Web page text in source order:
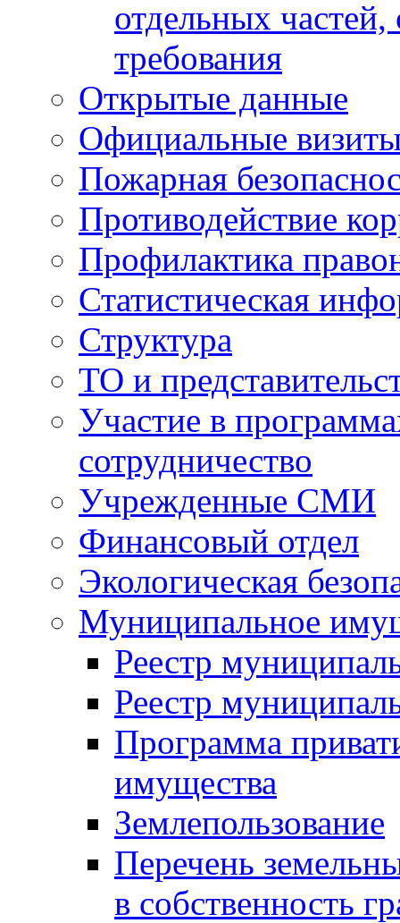
отдельных
требования
Открытые данные
Официальные
Пожарная
Противодействие
Профилактика
Статистическая
Структура
ТО и
Участие в
сотрудничество
Учрежденные СМИ
Финансовый отдел
Экологическая
Муниципальное
Реестр
Реестр
Программа
имущества
Землепользование
Перечень
в собственность